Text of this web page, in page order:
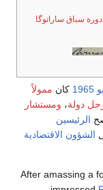
سباق ساراتوگا
كانممولاً
،ومستشار
الاقتصادية
After